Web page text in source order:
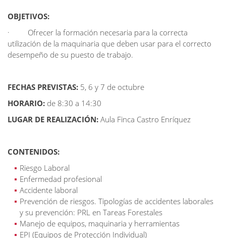
OBJETIVOS:
· Ofrecer la formación necesaria para la correcta
utilización de la maquinaria que deben usar para el correcto
desempeño de su puesto de trabajo.
FECHAS PREVISTAS: 5, 6 y 7 de octubre
HORARIO: de 8:30 a 14:30
LUGAR DE REALIZACIÓN:Aula Finca Castro Enríquez
CONTENIDOS:
Riesgo Laboral
Enfermedad profesional
Accidente laboral
Prevención de riesgos. Tipologías de accidentes laborales
y su prevención: PRL en Tareas Forestales
Manejo de equipos, maquinaria y herramientas
EPI (Equipos de Protección Individual)